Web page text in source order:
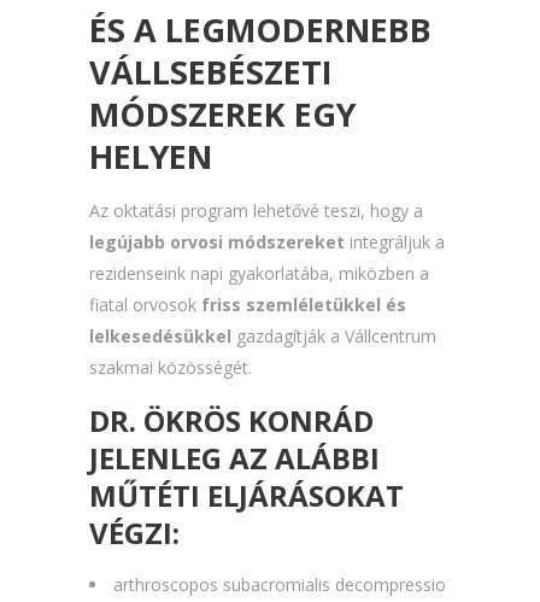
ÉS A LEGMODERNEBB
VÁLLSEBÉSZETI
MÓDSZEREK EGY
HELYEN
Az oktatási program lehetővé teszi, hogy a
legújabb orvosi módszereket integráljuk a
rezidenseink napi gyakorlatába, miközben a
fiatal orvosok friss szemléletükkel és
lelkesedésükkel gazdagítják a Vállcentrum
szakmai közösségét.
DR. ÖKRÖS KONRÁD
JELENLEG AZ ALÁBBI
MŰTÉTI ELJÁRÁSOKAT
VÉGZI:
arthroscopos subacromialis decompressio